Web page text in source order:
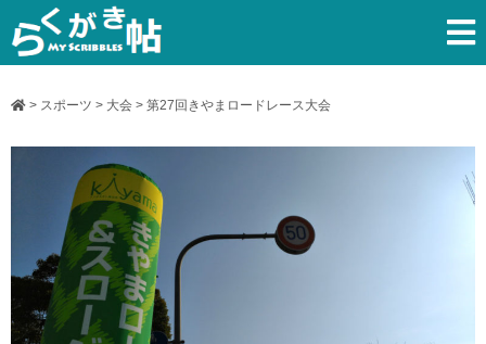
> スポーツ > 大会 > 第27回きやまロードレース大会